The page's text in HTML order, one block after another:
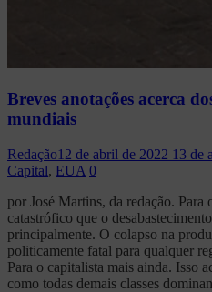
Breves anotações acerca
mundiais
Redação12 de abril de 2022 13 de
Capital, EUA 0
por José Martins, da redação. Para
catastrófico que o
principalmente. O colapso na
politicamente fatal para qualquer
Para o capitalista mais ainda. Isso
como todas demais classes